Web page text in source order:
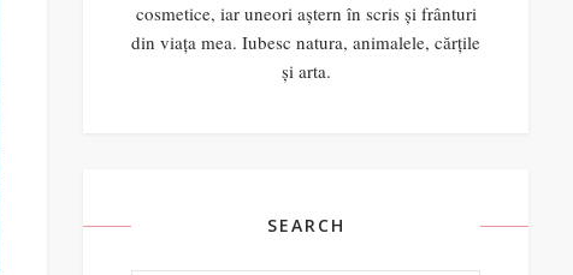
cosmetice, iar uneori aștern în scris și frânturi
din viața mea. Iubesc natura, animalele, cărțile
și arta.
SEARCH